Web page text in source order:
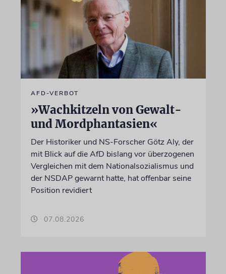
AFD-VERBOT
»Wachkitzeln von Gewalt-
und Mordphantasien«
Der Historiker und NS-Forscher Götz Aly, der
mit Blick auf die AfD bislang vor überzogenen
Vergleichen mit dem Nationalsozialismus und
der NSDAP gewarnt hatte, hat offenbar seine
Position revidiert
07.08.2026